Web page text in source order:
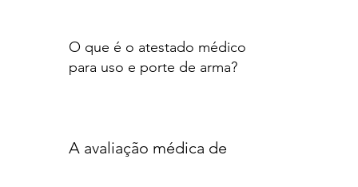
O que é o atestado médico
para uso e porte de arma?
A avaliação médica de